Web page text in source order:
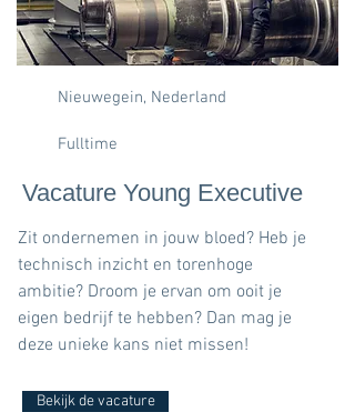
Nieuwegein, Nederland
Vacature Young Executive
Fulltime
Zit ondernemen in jouw bloed? Heb je
technisch inzicht en torenhoge
ambitie? Droom je ervan om ooit je
eigen bedrijf te hebben? Dan mag je
deze unieke kans niet missen!
Bekijk de vacature